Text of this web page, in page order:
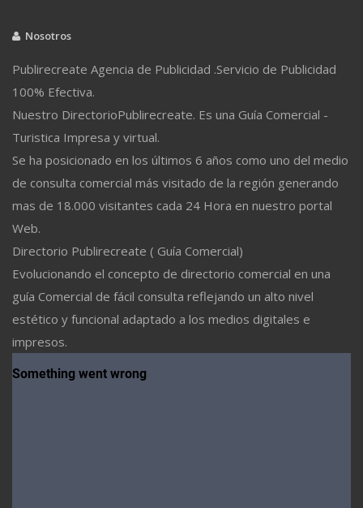
Nosotros
Publirecreate Agencia de Publicidad .Servicio de Publicidad
100% Efectiva.
Nuestro DirectorioPublirecreate. Es una Guía Comercial -
Turistica Impresa y virtual.
Se ha posicionado en los últimos 6 años como uno del medio
de consulta comercial más visitado de la región generando
mas de 18.000 visitantes cada 24 Hora en nuestro portal
Web.
Directorio Publirecreate ( Guía Comercial)
Evolucionando el concepto de directorio comercial en una
guía Comercial de fácil consulta reflejando un alto nivel
estético y funcional adaptado a los medios digitales e
impresos.